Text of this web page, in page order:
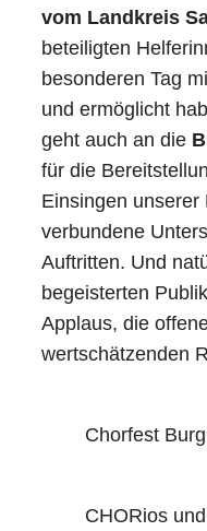
vom Landkreis
beteiligten
besonderen Tag
und ermöglicht
geht auch an die
für die
Einsingen
verbundene
Auftritten. Und
begeisterten
Applaus, die
wertschätzenden
Chorfest
CHORios